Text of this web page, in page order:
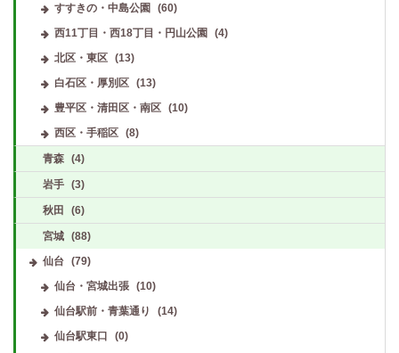
すすきの・中島公園
(60)
西11丁目・西18丁目・円山公園
(4)
北区・東区
(13)
白石区・厚別区
(13)
豊平区・清田区・南区
(10)
西区・手稲区
(8)
青森 (4)
岩手 (3)
秋田 (6)
宮城 (88)
仙台 (79)
仙台・宮城出張
(10)
仙台駅前・青葉通り
(14)
仙台駅東口
(0)